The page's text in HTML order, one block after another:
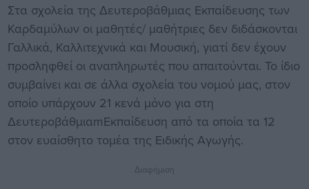
Στα σχολεία της Δευτεροβάθμιας Εκπαίδευσης των
Καρδαμύλων οι μαθητές/ μαθήτριες δεν διδάσκονται
Γαλλικά, Καλλιτεχνικά και Μουσική, γιατί δεν έχουν
προσληφθεί οι αναπληρωτές που απαιτούνται. Το ίδιο
συμβαίνει και σε άλλα σχολεία του νομού μας, στον
οποίο υπάρχουν 21 κενά μόνο για στη
ΔευτεροβάθμιαmΕκπαίδευση από τα οποία τα 12
στον ευαίσθητο τομέα της Ειδικής Αγωγής.
Διαφήμιση